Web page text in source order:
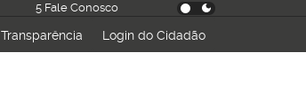
5 Fale Conosco
Transparência Login do Cidadão